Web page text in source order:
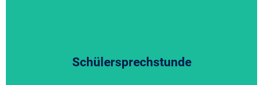
Schülersprechstunde
Hier klicken